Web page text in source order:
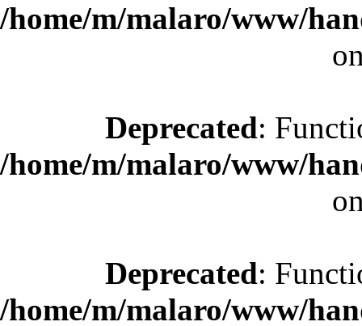
/home/m/malaro/www/
Deprecated:
/home/m/malaro/www/
Deprecated:
/home/m/malaro/www/